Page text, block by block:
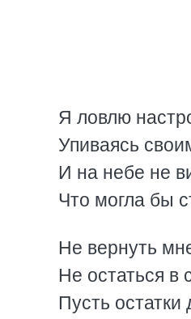
Я ловлю
Упиваясь
И на небе не
Что могла бы
Не вернуть
Не остаться в
Пусть остатки